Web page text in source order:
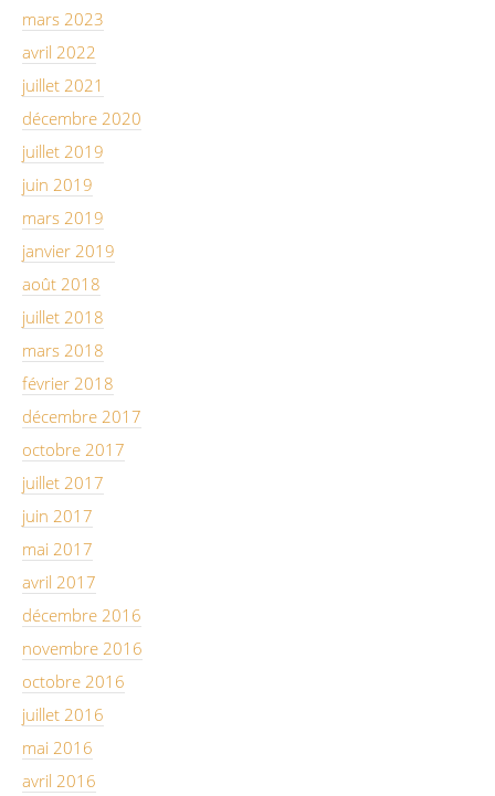
mars 2023
avril 2022
juillet 2021
décembre 2020
juillet 2019
juin 2019
mars 2019
janvier 2019
août 2018
juillet 2018
mars 2018
février 2018
décembre 2017
octobre 2017
juillet 2017
juin 2017
mai 2017
avril 2017
décembre 2016
novembre 2016
octobre 2016
juillet 2016
mai 2016
avril 2016